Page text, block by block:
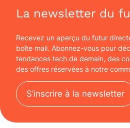
La newsletter du
Recevez un aperçu du futur
boîte mail. Abonnez-vous pour
tendances tech de demain, des
des offres réservées à notre
S’inscrire à la newsletter